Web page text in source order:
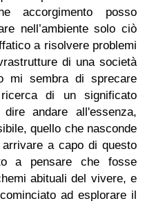
accorgimento posso
nell’ambiente solo ciò
a risolvere problemi
di una società
mi sembra di sprecare
di un significato
andare all'essenza,
quello che nasconde
a capo di questo
a pensare che fosse
abituali del vivere, e
ad esplorare il